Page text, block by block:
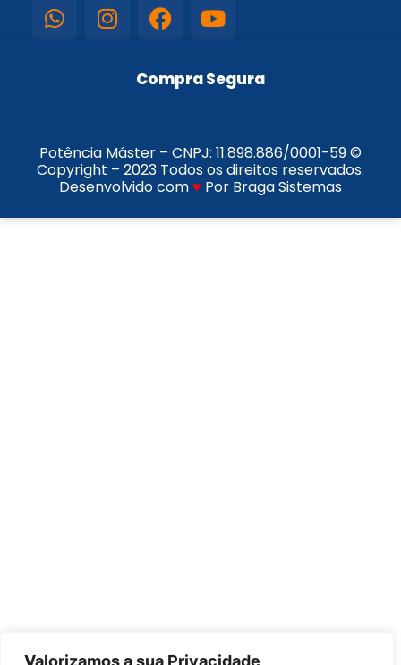
Valorizamos a sua Privacidade
Compra Segura
Potência Máster – CNPJ: 11.898.886/0001-59©
Copyright – 2023 Todos os direitos reservados.
Desenvolvido com♥ Por Braga Sistemas